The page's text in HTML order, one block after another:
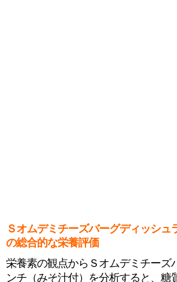
Ｓオムデミチーズバーグディッシュ
の総合的な栄養評価
栄養素の観点からＳオムデミチーズ
ンチ（みそ汁付）を分析すると、糖